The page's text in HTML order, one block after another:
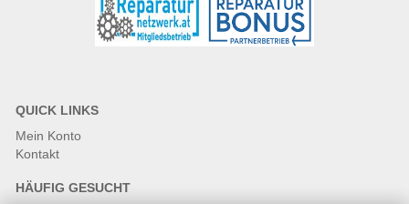
QUICK LINKS
Mein Konto
Kontakt
HÄUFIG GESUCHT